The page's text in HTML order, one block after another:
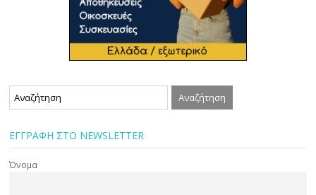
ΕΓΓΡΑΦΗ ΣΤΟ NEWSLETTER
Όνομα